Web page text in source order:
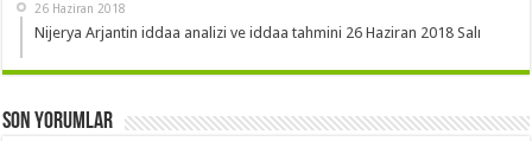
26 Haziran 2018
Nijerya Arjantin iddaa analizi ve iddaa tahmini 26 Haziran 2018 Salı
Son Yorumlar